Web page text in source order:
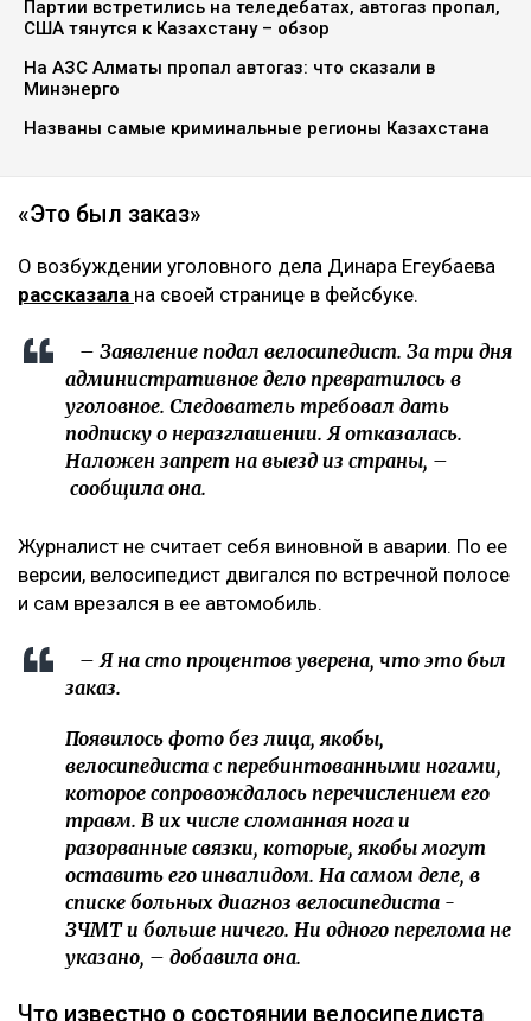
Партии встретились на теледебатах, автогаз пропал,
США тянутся к Казахстану – обзор
На АЗС Алматы пропал автогаз: что сказали в
Минэнерго
Названы самые криминальные регионы Казахстана
«Это был заказ»
О возбуждении уголовного дела Динара Егеубаева
рассказала на своей странице в фейсбуке.
– Заявление подал велосипедист. За три дня
административное дело превратилось в
уголовное. Следователь требовал дать
подписку о неразглашении. Я отказалась.
Наложен запрет на выезд из страны, –
сообщила она.
Журналист не считает себя виновной в аварии. По ее
версии, велосипедист двигался по встречной полосе
и сам врезался в ее автомобиль.
– Я на сто процентов уверена, что это был
заказ.
Появилось фото без лица, якобы,
велосипедиста с перебинтованными ногами,
которое сопровождалось перечислением его
травм. В их числе сломанная нога и
разорванные связки, которые, якобы могут
оставить его инвалидом. На самом деле, в
списке больных диагноз велосипедиста -
ЗЧМТ и больше ничего. Ни одного перелома не
указано, – добавила она.
Что известно о состоянии велосипедиста